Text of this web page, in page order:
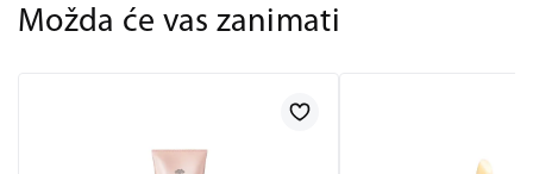
Možda će vas zanimati